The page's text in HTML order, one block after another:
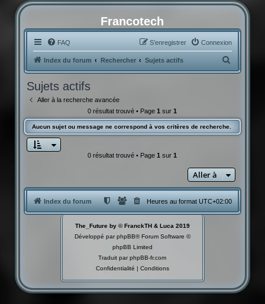
Francotech
FAQ Connexion
S’enregistrer
Index du forum Rechercher Sujets actifs
e
e
r
Sujets actifs
Aller à la recherche avancée
0 résultat trouvé • Page1 sur1
Aucun sujet ou message ne correspond à vos critères de recherche.
0 résultat trouvé • Page1 sur1
Aller à
Index du forum Heures au formatUTC+02:00
The_Future by © FranckTH & Luca 2019
Développé parphpBB® Forum Software ©
phpBB Limited
Traduit parphpBB-fr.com
Confidentialité | Conditions